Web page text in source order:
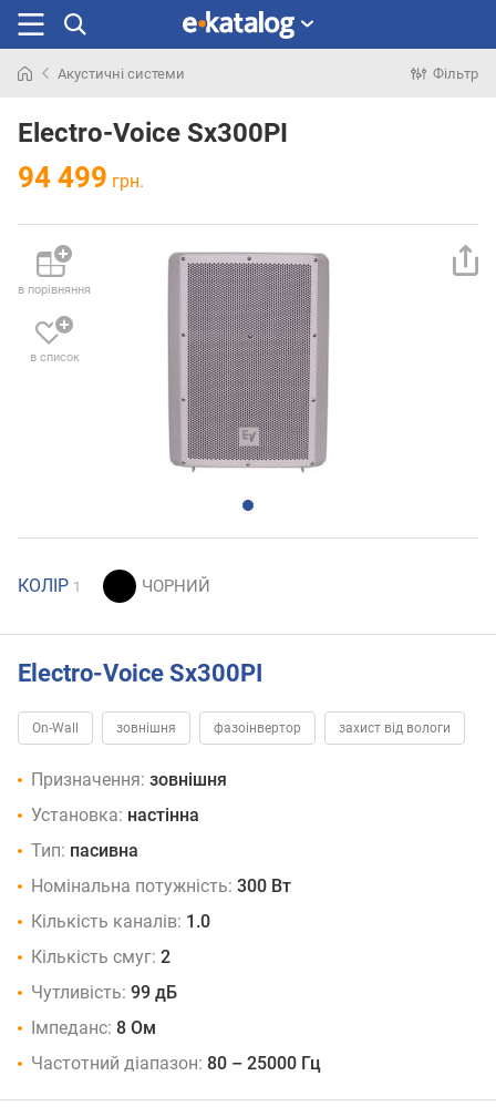
раніше
Акустичні системи Фільтр
Electro-Voice Sx300PI
94 499 грн.
в порівняння
в список
КОЛІР 1
Electro-Voice Sx300PI
On-Wall зовнішня фазоінвертор захист від вологи
Призначення: зовнішня
Установка: настінна
Тип: пасивна
Номінальна потужність: 300 Вт
Кількість каналів: 1.0
Кількість смуг: 2
Чутливість: 99 дБ
Імпеданс: 8 Ом
Частотний діапазон: 80 – 25000 Гц